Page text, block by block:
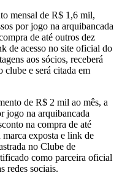
mensal de R$ 1,6 mil,
por jogo na arquibancada
de até outros dez
de acesso no site oficial do
aos sócios, receberá
e será citada em
de R$ 2 mil ao mês, a
jogo na arquibancada
na compra de até
marca exposta e link de
no Clube de
como parceira oficial
redes sociais.